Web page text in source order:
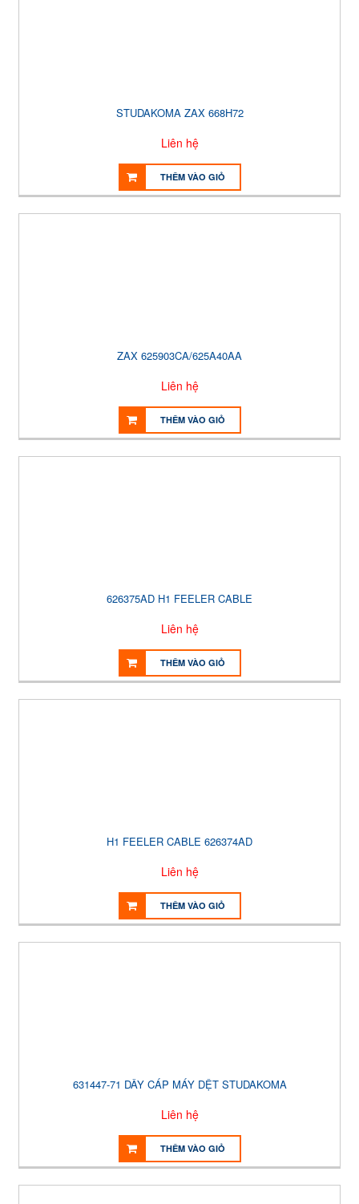
STUDAKOMA ZAX 668H72
Liên hệ
THÊM VÀO GIỎ
ZAX 625903CA/625A40AA
Liên hệ
THÊM VÀO GIỎ
626375AD H1 FEELER CABLE
Liên hệ
THÊM VÀO GIỎ
H1 FEELER CABLE 626374AD
Liên hệ
THÊM VÀO GIỎ
631447-71 DÂY CÁP MÁY DỆT STUDAKOMA
Liên hệ
THÊM VÀO GIỎ